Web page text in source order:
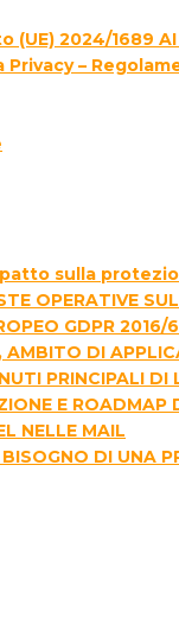
(UE) 2024/1689
–
sulla
OPERATIVE
GDPR 2016/
DI
PRINCIPALI
E ROADMAP
NELLE MAIL
DI UNA